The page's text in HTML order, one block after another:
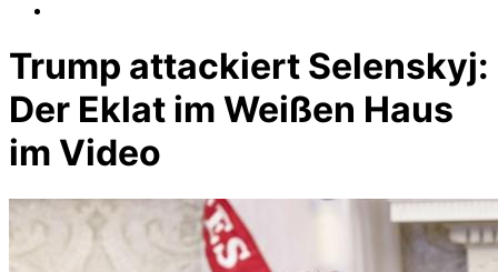
Trump attackiert Selenskyj:
Der Eklat im Weißen Haus
im Video